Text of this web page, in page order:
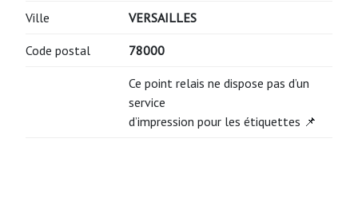
Ville VERSAILLES
Code postal 78000
Ce point relais ne dispose pas d’un
service
d’impression pour les étiquettes 📌